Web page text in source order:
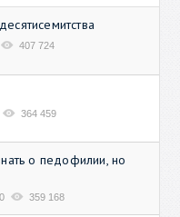
407 724
364 459
о педофилии, но
359 168